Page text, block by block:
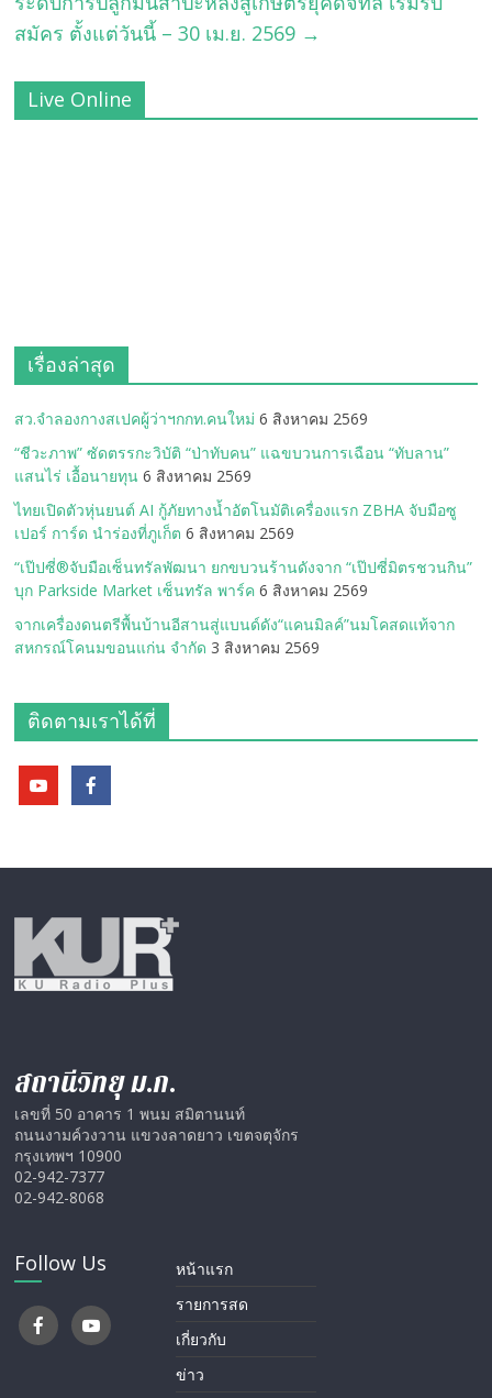
สมัคร ตั้งแต่วันนี้ – 30 เม.ย. 2569 →
Live Online
เรื่องล่าสุด
สว.จำลองกางสเปคผู้ว่าฯกกท.คนใหม่ 6 สิงหาคม 2569
“ชีวะภาพ” ซัดตรรกะวิบัติ “ป่าทับคน” แฉขบวนการเฉือน “ทับลาน”
แสนไร่ เอื้อนายทุน 6 สิงหาคม 2569
ไทยเปิดตัวหุ่นยนต์ AI กู้ภัยทางน้ำอัตโนมัติเครื่องแรก ZBHA จับมือซู
เปอร์ การ์ด นำร่องที่ภูเก็ต 6 สิงหาคม 2569
“เป๊ปซี่®จับมือเซ็นทรัลพัฒนา ยกขบวนร้านดังจาก “เป๊ปซี่มิตรชวนกิน”
บุก Parkside Market เซ็นทรัล พาร์ค 6 สิงหาคม 2569
จากเครื่องดนตรีพื้นบ้านอีสานสู่แบนด์ดัง“แคนมิลค์”นมโคสดแท้จาก
สหกรณ์โคนมขอนแก่น จำกัด 3 สิงหาคม 2569
ติดตามเราได้ที่
สถานีวิทยุ ม.ก.
เลขที่ 50 อาคาร 1 พนม สมิตานนท์
ถนนงามค์วงวาน แขวงลาดยาว เขตจตุจักร
กรุงเทพฯ 10900
02-942-7377
02-942-8068
Follow Us
หน้าแรก
รายการสด
เกี่ยวกับ
ข่าว